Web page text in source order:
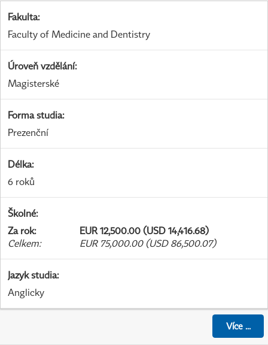
Fakulta:
Faculty of Medicine and Dentistry
Úroveň vzdělání:
Magisterské
Forma studia:
Prezenční
Délka:
6 roků
Školné:
Za rok:
EUR 12,500.00 (USD 14,416.68)
Celkem: EUR 75,000.00 (USD 86,500.07)
Jazyk studia:
Anglicky
Více...